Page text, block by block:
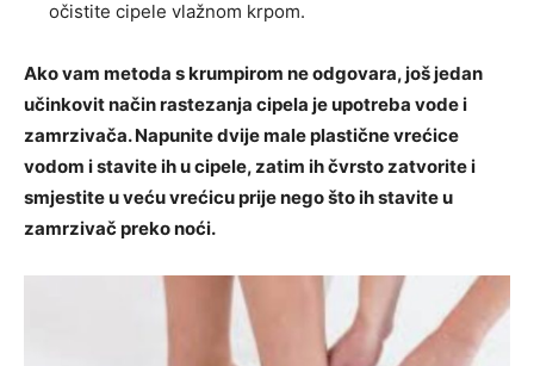
očistite cipele vlažnom krpom.
Ako vam metoda s krumpirom ne odgovara, još jedan
učinkovit način rastezanja cipela je upotreba vode i
zamrzivača. Napunite dvije male plastične vrećice
vodom i stavite ih u cipele, zatim ih čvrsto zatvorite i
smjestite u veću vrećicu prije nego što ih stavite u
zamrzivač preko noći.